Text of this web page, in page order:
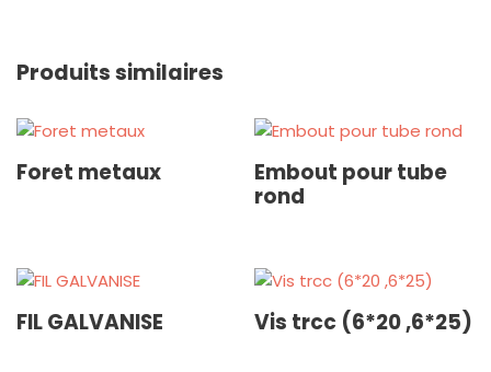
Produits similaires
Foret metaux
Embout pour tube
rond
FIL GALVANISE Vis trcc (6*20 ,6*25)